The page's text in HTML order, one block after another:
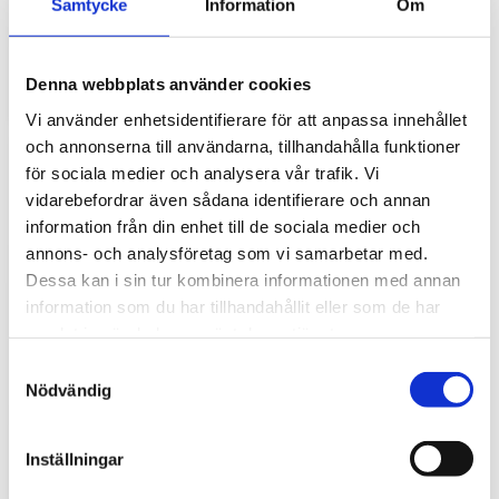
Samtycke Information Om
Denna webbplats använder cookies
Vi använder enhetsidentifierare för att anpassa innehållet
och annonserna till användarna, tillhandahålla funktioner
för sociala medier och analysera vår trafik. Vi
vidarebefordrar även sådana identifierare och annan
information från din enhet till de sociala medier och
annons- och analysföretag som vi samarbetar med.
Dessa kan i sin tur kombinera informationen med annan
information som du har tillhandahållit eller som de har
Nödvändig
Inställningar
gör stor skillnad i vardagen
även lunchplatsen under långa arbetsdagar....
entreprenadmaskin?
bara utseende. Rätt matta skyddar originalgolvet mot
slitage, förenklar rengöringen och bidrar till...